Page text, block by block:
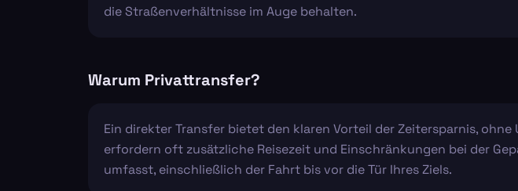
die Straßenverhältnisse im Auge behalten.
Warum Privattransfer?
Ein direkter Transfer bietet den klaren Vorteil der Zeitersparnis,
erfordern oft zusätzliche Reisezeit und Einschränkungen bei der
umfasst, einschließlich der Fahrt bis vor die Tür Ihres Ziels.